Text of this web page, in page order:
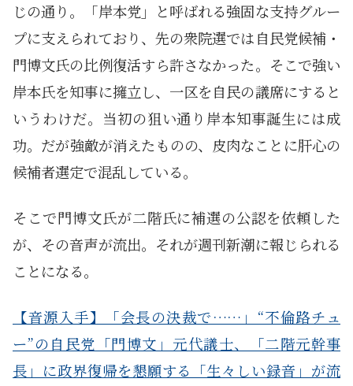
じの通り。「岸本党」と呼ばれる強固な支持グルー
プに支えられており、先の衆院選では自民党候補・
門博文氏の比例復活すら許さなかった。そこで強い
岸本氏を知事に擁立し、一区を自民の議席にすると
いうわけだ。当初の狙い通り岸本知事誕生には成
功。だが強敵が消えたものの、皮肉なことに肝心の
候補者選定で混乱している。
そこで門博文氏が二階氏に補選の公認を依頼した
が、その音声が流出。それが週刊新潮に報じられる
ことになる。
【音源入手】「会長の決裁で……」“不倫路チュ
ー”の自民党「門博文」元代議士、「二階元幹事
長」に政界復帰を懇願する「生々しい録音」が流